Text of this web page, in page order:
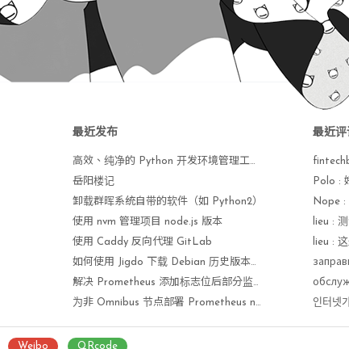
Weibo QRcode
最近发布
高效、纯净的 Python 开发环境管理工具 uv 手册
岳阳楼记
卸载群晖系统自带的软件（如 Python2）
使用 nvm 管理项目 node.js 版本
使用 Caddy 反向代理 GitLab
如何使用 Jigdo 下载 Debian 历史版本镜像
解决 Prometheus 添加标志位后部分监控项无法获取问题
为非 Omnibus 节点部署 Prometheus node_exporter 监控
最近评
Polo :
lieu :
lieu :
인터넷